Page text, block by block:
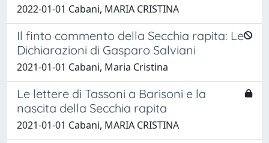
2022-01-01 Cabani, MARIA CRISTINA
Il finto commento della Secchia rapita: Le
Dichiarazioni di Gasparo Salviani
2021-01-01 Cabani, Maria Cristina
Le lettere di Tassoni a Barisoni e la
nascita della Secchia rapita
2021-01-01 Cabani, MARIA CRISTINA